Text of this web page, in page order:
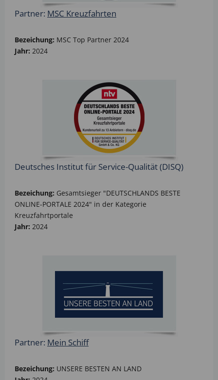
Partner: MSC Kreuzfahrten
Bezeichung: MSC Top Partner 2024
Jahr: 2024
Deutsches Institut für Service-Qualität (DISQ)
Bezeichung: Gesamtsieger "DEUTSCHLANDS BESTE
ONLINE-PORTALE 2024" in der Kategorie
Kreuzfahrtportale
Jahr: 2024
Partner: Mein Schiff
Bezeichung: UNSERE BESTEN AN LAND